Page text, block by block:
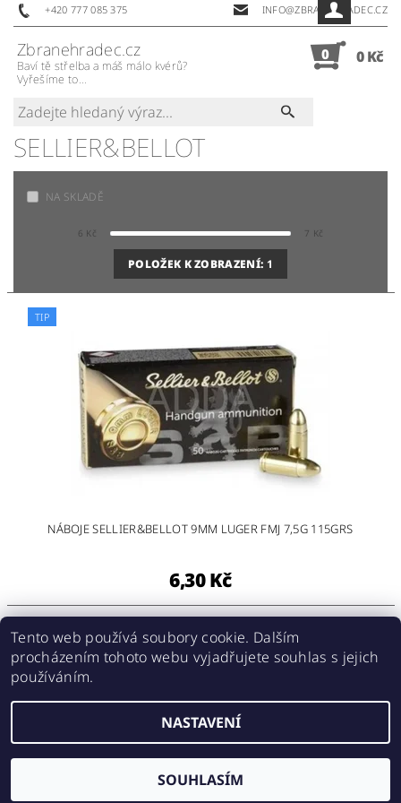
+420 777 085 375 INFO@ZBRANEHRADEC.CZ
Zbranehradec.cz
Baví tě střelba a máš málo kvérů?
Vyřešíme to...
0 0 Kč
SELLIER&BELLOT
NA SKLADĚ
6 Kč 7 Kč
POLOŽEK K ZOBRAZENÍ: 1
TIP
NÁBOJE SELLIER&BELLOT 9MM LUGER FMJ 7,5G 115GRS
6,30 Kč
1položek celkem
2026 © Zbranehradec.cz, všechna práva vyhrazena
Vytvořil Shoptet
Tento web používá soubory cookie. Dalším
procházením tohoto webu vyjadřujete souhlas s jejich
používáním.
NASTAVENÍ
SOUHLASÍM